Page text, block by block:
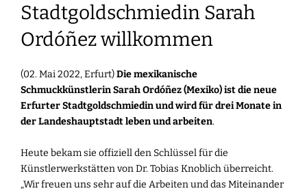
Stadtgoldschmiedin Sarah
Ordóñez willkommen
(02. Mai 2022, Erfurt)Die mexikanische
Schmuckkünstlerin Sarah Ordóñez (Mexiko) ist die neue
Erfurter Stadtgoldschmiedin und wird für drei Monate in
der Landeshauptstadt leben und arbeiten.
Heute bekam sie offiziell den Schlüssel für die
Künstlerwerkstätten von Dr. Tobias Knoblich überreicht.
„Wir freuen uns sehr auf die Arbeiten und das Miteinander